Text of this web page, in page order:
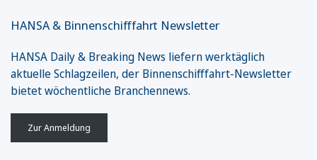
HANSA & Binnenschifffahrt Newsletter
HANSA Daily & Breaking News liefern werktäglich
aktuelle Schlagzeilen, der Binnenschifffahrt-Newsletter
bietet wöchentliche Branchennews.
Zur Anmeldung